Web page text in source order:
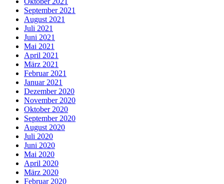
September 2021
August 2021
Juli 2021
Juni 2021
Mai 2021
April 2021
März 2021
Februar 2021
Januar 2021
Dezember 2020
November 2020
Oktober 2020
September 2020
August 2020
Juli 2020
Juni 2020
Mai 2020
April 2020
März 2020
Februar 2020